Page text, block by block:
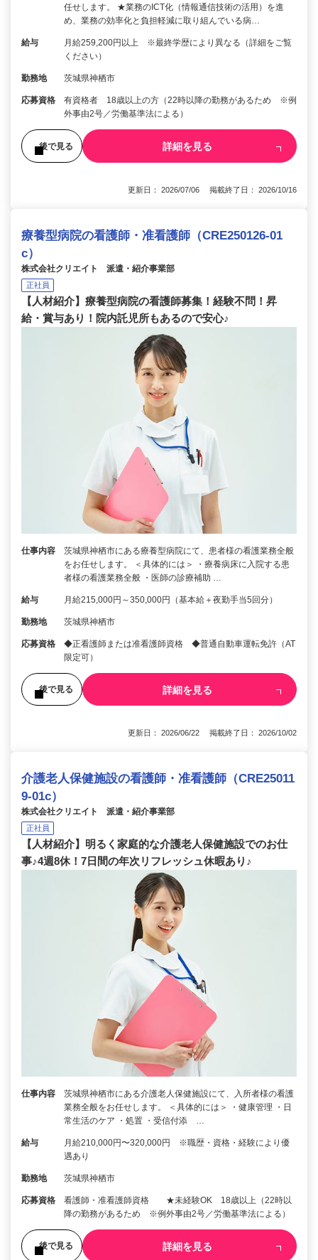
任せします。 ★業務のICT化（情報通信技術の活用）を進
め、業務の効率化と負担軽減に取り組んでいる病…
給与
月給259,200円以上 ※最終学歴により異なる（詳細をご覧
ください）
勤務地 茨城県神栖市
応募資格
有資格者 18歳以上の方（22時以降の勤務があるため ※例
外事由2号／労働基準法による）
後で見る 詳細を見る
更新日： 2026/07/06 掲載終了日： 2026/10/16
療養型病院の看護師・准看護師（CRE250126-01
c）
株式会社クリエイト 派遣・紹介事業部
正社員
【人材紹介】療養型病院の看護師募集！経験不問！昇
給・賞与あり！院内託児所もあるので安心♪
仕事内容
茨城県神栖市にある療養型病院にて、患者様の看護業務全般
をお任せします。 ＜具体的には＞ ・療養病床に入院する患
者様の看護業務全般 ・医師の診療補助 …
給与 月給215,000円～350,000円（基本給＋夜勤手当5回分）
勤務地 茨城県神栖市
応募資格
◆正看護師または准看護師資格 ◆普通自動車運転免許（AT
限定可）
後で見る 詳細を見る
更新日： 2026/06/22 掲載終了日： 2026/10/02
介護老人保健施設の看護師・准看護師（CRE25011
9-01c）
株式会社クリエイト 派遣・紹介事業部
正社員
【人材紹介】明るく家庭的な介護老人保健施設でのお仕
事♪4週8休！7日間の年次リフレッシュ休暇あり♪
仕事内容
茨城県神栖市にある介護老人保健施設にて、入所者様の看護
業務全般をお任せします。 ＜具体的には＞ ・健康管理 ・日
常生活のケア ・処置 ・受信付添 …
給与
月給210,000円〜320,000円 ※職歴・資格・経験により優
遇あり
勤務地 茨城県神栖市
応募資格
看護師・准看護師資格 ★未経験OK 18歳以上（22時以
降の勤務があるため ※例外事由2号／労働基準法による）
後で見る 詳細を見る